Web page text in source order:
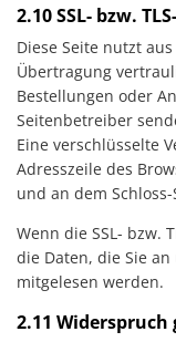
2.10 SSL- bzw.
Diese Seite nutzt
Übertragung
Bestellungen oder
Seitenbetreiber
Eine verschlüsselte
Adresszeile des
und an dem
Wenn die SSL- bzw.
die Daten, die Sie
mitgelesen werden.
2.11 Widerspruch